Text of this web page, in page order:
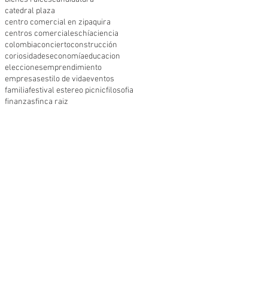
catedral plaza
centro comercial en zipaquira
centros comercialeschíaciencia
colombiaconciertoconstrucción
coriosidadeseconomíaeducacion
eleccionesemprendimiento
empresasestilo de vidaeventos
familiafestival estereo picnicfilosofia
finanzasfinca raiz